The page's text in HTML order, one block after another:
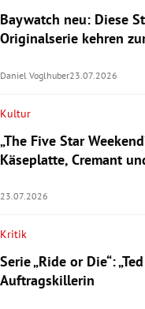
Baywatch neu: Diese
Originalserie kehren
Daniel Voglhuber23.07.2026
Kultur
„The Five Star
Käseplatte, Cremant
23.07.2026
Kritik
Serie „Ride or Die“:
Auftragskillerin